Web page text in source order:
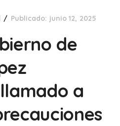
Publicado: junio 12, 2025
de
a